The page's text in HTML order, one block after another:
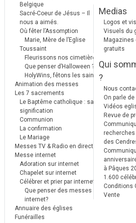
Belgique
Sacré-Coeur de Jésus – Il
nous a aimés.
Où fêter l’Assomption
Marie, Mère de l’Eglise
Toussaint
Fleurissons nos cimetières
Que penser d’Halloween ?
HolyWins, fêtons les saints !
Animation des messes
Les 7 sacrements
Le Baptême catholique : sa
signification
Communion
La confirmation
Le Mariage
Messes TV & Radio en direct
Messe internet
Adoration sur internet
Chapelet sur internet
Célébrer et prier par internet
Que penser des messes
internet?
Annuaire des églises
Funérailles
Medias
Logos et
Visuels du
Magazines
gratuits
Qui
?
Nous
On parle
Vidéos
Revue de
recherches
des
à Pâques
1.600
Conditions
Vente